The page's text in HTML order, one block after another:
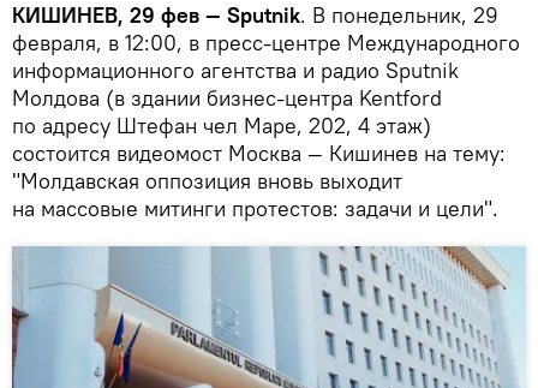
КИШИНЕВ, 29 фев — Sputnik. В понедельник, 29
февраля, в 12:00, в пресс-центре Международного
информационного агентства и радио Sputnik
Молдова (в здании бизнес-центра Kentford
по адресу Штефан чел Маре, 202, 4 этаж)
состоится видеомост Москва — Кишинев на тему:
"Молдавская оппозиция вновь выходит
на массовые митинги протестов: задачи и цели".